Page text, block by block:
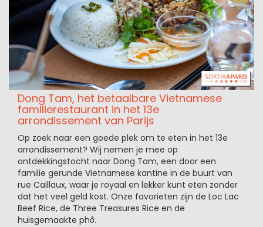
Dong Tam, het betaalbare Vietnamese
familierestaurant in het 13e
arrondissement van Parijs
Op zoek naar een goede plek om te eten in het 13e
arrondissement? Wij nemen je mee op
ontdekkingstocht naar Dong Tam, een door een
familie gerunde Vietnamese kantine in de buurt van
rue Caillaux, waar je royaal en lekker kunt eten zonder
dat het veel geld kost. Onze favorieten zijn de Loc Lac
Beef Rice, de Three Treasures Rice en de
huisgemaakte phở.